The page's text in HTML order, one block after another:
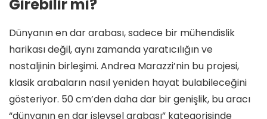
Girebilir mi?
Dünyanın en dar arabası, sadece bir mühendislik
harikası değil, aynı zamanda yaratıcılığın ve
nostaljinin birleşimi. Andrea Marazzi’nin bu projesi,
klasik arabaların nasıl yeniden hayat bulabileceğini
gösteriyor. 50 cm’den daha dar bir genişlik, bu aracı
“dünyanın en dar işlevsel arabası” kategorisinde